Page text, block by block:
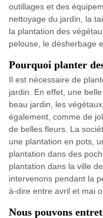
outillages et des
nettoyage du jardin, la
la plantation des
pelouse, le désherbage
Pourquoi planter
Il est nécessaire de
jardin. En effet, une
beau jardin, les
également, comme de
de belles fleurs. La
une plantation en pots,
plantation dans des
plantation dans la ville
intervenons pendant la
à-dire entre avril et mai
Nous pouvons